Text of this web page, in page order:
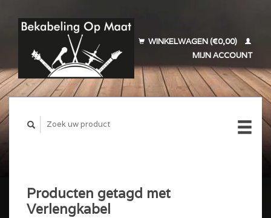
WINKELWAGEN (€0,00)
MIJN ACCOUNT
Producten getagd met
Verlengkabel